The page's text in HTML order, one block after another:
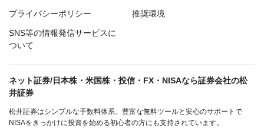
プライバシーポリシー 推奨環境
SNS等の情報発信サービスに
ついて
ネット証券/日本株・米国株・投信・FX・NISAなら証券会社の松
井証券
松井証券はシンプルな手数料体系、豊富な無料ツールと安心のサポートで
NISAをきっかけに投資を始める初心者の方にも支持されています。